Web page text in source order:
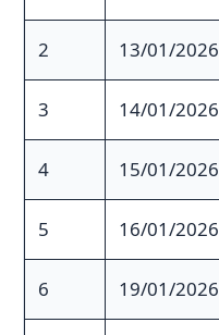
2 13/01/2026
3 14/01/2026
4 15/01/2026
5 16/01/2026
6 19/01/2026